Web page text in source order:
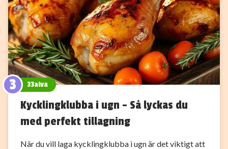
3 33alva
Kycklingklubba i ugn – Så lyckas du
med perfekt tillagning
När du vill laga kycklingklubba i ugn är det viktigt att